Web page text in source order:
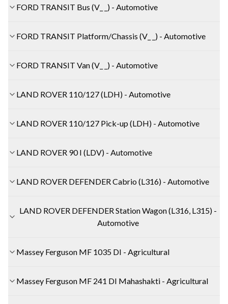
FORD TRANSIT Bus (V_ _) - Automotive
FORD TRANSIT Platform/Chassis (V_ _) - Automotive
FORD TRANSIT Van (V_ _) - Automotive
LAND ROVER 110/127 (LDH) - Automotive
LAND ROVER 110/127 Pick-up (LDH) - Automotive
LAND ROVER 90 I (LDV) - Automotive
LAND ROVER DEFENDER Cabrio (L316) - Automotive
LAND ROVER DEFENDER Station Wagon (L316, L315) -
Automotive
Massey Ferguson MF 1035 DI - Agricultural
Massey Ferguson MF 241 DI Mahashakti - Agricultural